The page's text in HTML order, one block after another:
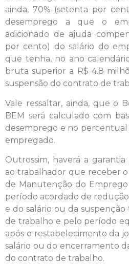
ainda, 70% (setenta por
desemprego a que o
adicionado de ajuda
por cento) do salário do
que tenha, no ano
bruta superior a R$ 4.8
suspensão do contrato de
Vale ressaltar, ainda, que o
BEM será calculado com
desemprego e no
empregado.
Outrossim, haverá a
ao trabalhador que receber
de Manutenção do
período acordado de
e do salário ou da
de trabalho e pelo período
após o restabelecimento da
salário ou do encerramento
do contrato de trabalho.